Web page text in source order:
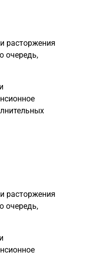
расторжения
очередь,
расторжения
очередь,